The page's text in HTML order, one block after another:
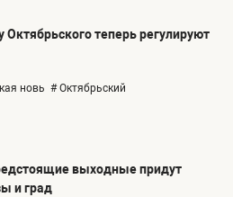
теперь регулируют
новь # Октябрьский
выходные придут
и град